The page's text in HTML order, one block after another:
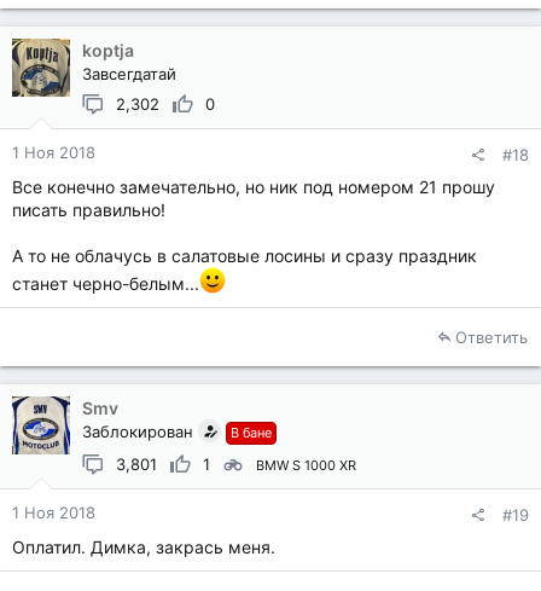
koptja
Завсегдатай
2,302
0
1 Ноя 2018 #18
Все конечно замечательно, но ник под номером 21 прошу
писать правильно!
А то не облачусь в салатовые лосины и сразу праздник
станет черно-белым...
Ответить
Smv
Заблокирован В бане
3,801 1 BMW S 1000 XR
1 Ноя 2018 #19
Оплатил. Димка, закрась меня.